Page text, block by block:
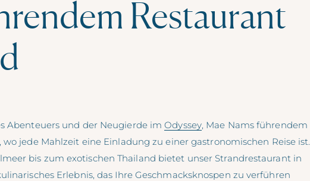
Restaurant
Abenteuers und der Neugierde imOdyssey, Mae Nams führendem
jede Mahlzeit eine Einladung zu einer gastronomischen Reise ist.
bis zum exotischen Thailand bietet unser Strandrestaurant in
Erlebnis, das Ihre Geschmacksknospen zu verführen